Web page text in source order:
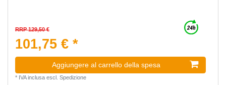
RRP 129,50 €
101,75 € *
Aggiungere al carrello della spesa
* IVA inclusaescl. Spedizione